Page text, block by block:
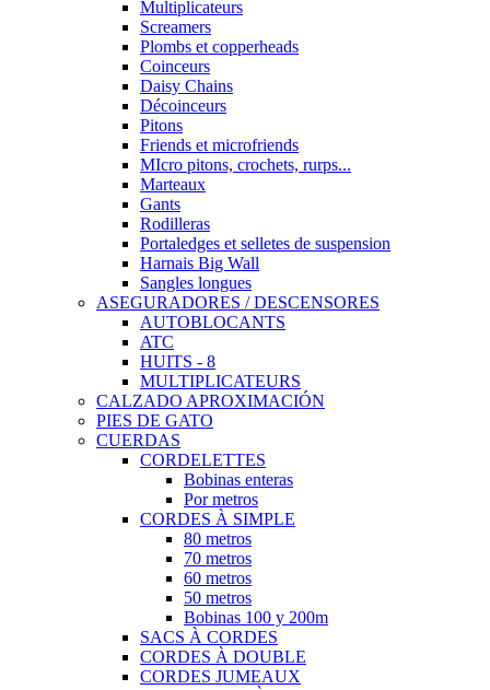
Multiplicateurs
Screamers
Plombs et copperheads
Coinceurs
Daisy Chains
Décoinceurs
Pitons
Friends et microfriends
MIcro pitons, crochets, rurps...
Marteaux
Gants
Rodilleras
Portaledges et selletes de suspension
Harnais Big Wall
Sangles longues
ASEGURADORES / DESCENSORES
AUTOBLOCANTS
ATC
HUITS - 8
MULTIPLICATEURS
CALZADO APROXIMACIÓN
PIES DE GATO
CUERDAS
CORDELETTES
Bobinas enteras
Por metros
CORDES À SIMPLE
80 metros
70 metros
60 metros
50 metros
Bobinas 100 y 200m
SACS À CORDES
CORDES À DOUBLE
CORDES JUMEAUX